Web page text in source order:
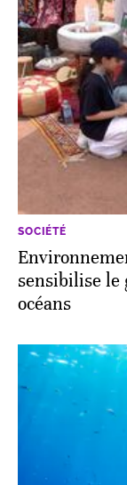
SOCIÉTÉ
sensibilise le
océans